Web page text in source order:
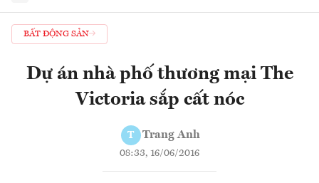
BẤT ĐỘNG SẢN
Dự án nhà phố thương mại The
Victoria sắp cất nóc
T Trang Anh
08:33, 16/06/2016